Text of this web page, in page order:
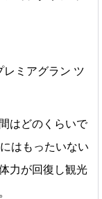
はどのくらいで
はもったいない
力が回復し観光